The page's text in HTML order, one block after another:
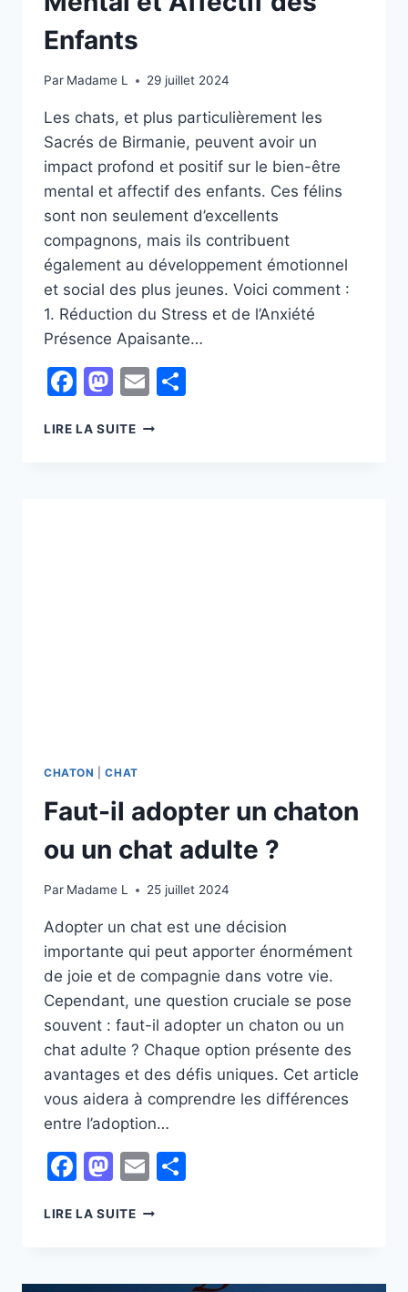
CETTE
RACE
Enfants
Par Madame L 29 juillet 2024
Les chats, et plus particulièrement les
Sacrés de Birmanie, peuvent avoir un
impact profond et positif sur le bien-être
mental et affectif des enfants. Ces félins
sont non seulement d’excellents
compagnons, mais ils contribuent
également au développement émotionnel
et social des plus jeunes. Voici comment :
1. Réduction du Stress et de l’Anxiété
Présence Apaisante…
Facebook
Mastodon
Email
LIRE LA SUITELES
ENFANTS
CHATON |CHAT
Faut-il adopter un chaton
ou un chat adulte ?
Par Madame L 25 juillet 2024
Adopter un chat est une décision
importante qui peut apporter énormément
de joie et de compagnie dans votre vie.
Cependant, une question cruciale se pose
souvent : faut-il adopter un chaton ou un
chat adulte ? Chaque option présente des
avantages et des défis uniques. Cet article
vous aidera à comprendre les différences
entre l’adoption…
Facebook
Mastodon
Email
LIRE LA SUITEFAUT-
CHATON